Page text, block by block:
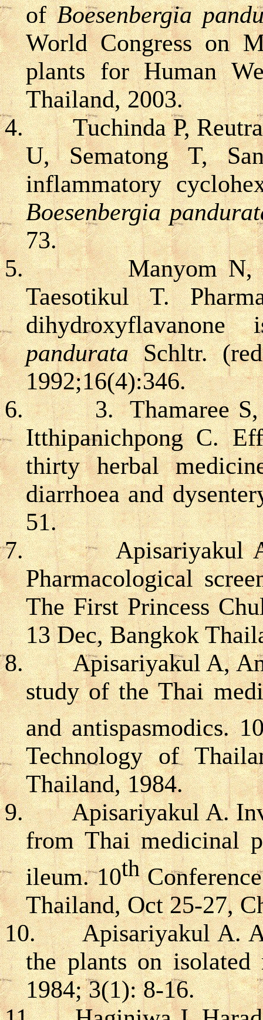
ofBoesenbergia
World Congress on
plants for Human
Thailand, 2003.
4.
Tuchinda P,
U, Sematong T,
inflammatory
Boesenbergia
73.
5.
Manyom N,
Taesotikul T.
pandurataSchltr.
1992;16(4):346.
6.
3. Thamaree
Itthipanichpong C.
thirty herbal
diarrhoea and
51.
7.
Apisariyakul
Pharmacological
The First Princess
13 Dec, Bangkok
8.
Apisariyakul A,
study of the Thai
and antispasmodics.
Technology of
Thailand, 1984.
9.
Apisariyakul A.
from Thai medicinal
ileum. 10th
Thailand, Oct 25-27,
10.
Apisariyakul A.
the plants on
1984; 3(1): 8-16.